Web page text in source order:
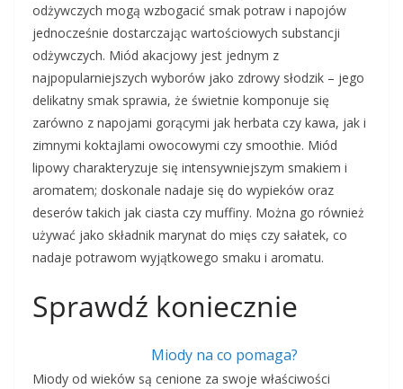
odżywczych mogą wzbogacić smak potraw i napojów
jednocześnie dostarczając wartościowych substancji
odżywczych. Miód akacjowy jest jednym z
najpopularniejszych wyborów jako zdrowy słodzik – jego
delikatny smak sprawia, że świetnie komponuje się
zarówno z napojami gorącymi jak herbata czy kawa, jak i
zimnymi koktajlami owocowymi czy smoothie. Miód
lipowy charakteryzuje się intensywniejszym smakiem i
aromatem; doskonale nadaje się do wypieków oraz
deserów takich jak ciasta czy muffiny. Można go również
używać jako składnik marynat do mięs czy sałatek, co
nadaje potrawom wyjątkowego smaku i aromatu.
Sprawdź koniecznie
Miody na co pomaga?
Miody od wieków są cenione za swoje właściwości